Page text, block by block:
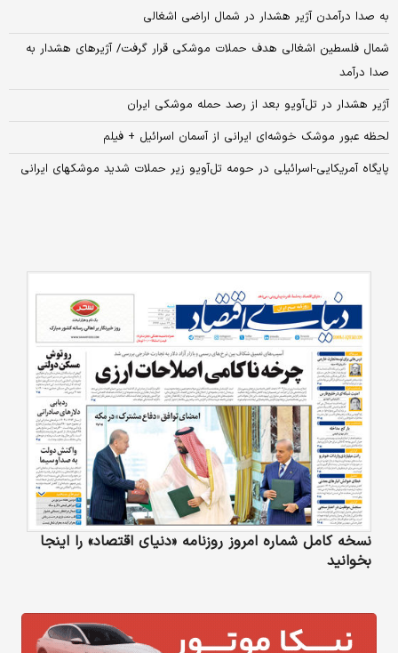
به صدا درآمدن آژیر هشدار در شمال اراضی اشغالی
شمال فلسطین اشغالی هدف حملات موشکی قرار گرفت/ آژیرهای هشدار به
صدا درآمد
آژیر هشدار در تل‌آویو بعد از رصد حمله موشکی ایران
لحظه عبور موشک خوشه‌ای ایرانی از آسمان اسرائیل + فیلم
پایگاه آمریکایی-اسرائیلی در حومه تل‌آویو زیر حملات شدید موشکهای ایرانی
نسخه کامل شماره امروز روزنامه «دنیای‌ اقتصاد» را اینجا
بخوانید